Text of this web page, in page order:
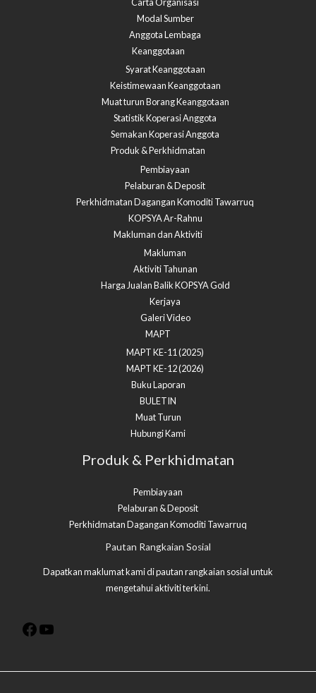
Carta Organisasi
Modal Sumber
Anggota Lembaga
Keanggotaan
Syarat Keanggotaan
Keistimewaan Keanggotaan
Muat turun Borang Keanggotaan
Statistik Koperasi Anggota
Semakan Koperasi Anggota​
Produk & Perkhidmatan
Pembiayaan
Pelaburan & Deposit
Perkhidmatan Dagangan Komoditi Tawarruq
KOPSYA Ar-Rahnu
Makluman dan Aktiviti
Makluman
Aktiviti Tahunan
Harga Jualan Balik KOPSYA Gold
Kerjaya
Galeri Video
MAPT
MAPT KE-11 (2025)
MAPT KE-12 (2026)
Buku Laporan
BULETIN
Muat Turun
Hubungi Kami
Produk & Perkhidmatan
Pembiayaan
Pelaburan & Deposit
Perkhidmatan Dagangan Komoditi Tawarruq​
Pautan Rangkaian Sosial
Dapatkan maklumat kami di pautan rangkaian sosial untuk
mengetahui aktiviti terkini.